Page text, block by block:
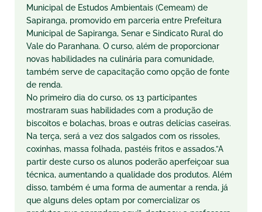
Municipal de Estudos Ambientais (Cemeam) de
Sapiranga, promovido em parceria entre Prefeitura
Municipal de Sapiranga, Senar e Sindicato Rural do
Vale do Paranhana. O curso, além de proporcionar
novas habilidades na culinária para comunidade,
também serve de capacitação como opção de fonte
de renda.
No primeiro dia do curso, os 13 participantes
mostraram suas habilidades com a produção de
biscoitos e bolachas, broas e outras delícias caseiras.
Na terça, será a vez dos salgados com os rissoles,
coxinhas, massa folhada, pastéis fritos e assados.”A
partir deste curso os alunos poderão aperfeiçoar sua
técnica, aumentando a qualidade dos produtos. Além
disso, também é uma forma de aumentar a renda, já
que alguns deles optam por comercializar os